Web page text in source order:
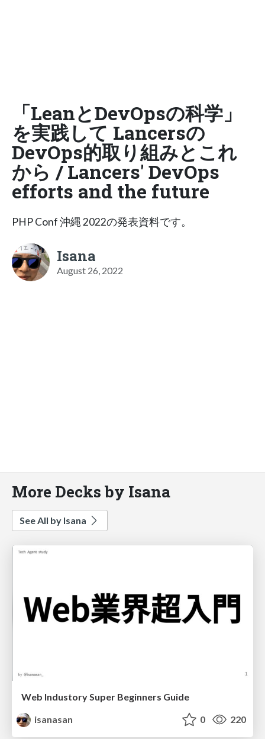
「LeanとDevOpsの科学」
を実践して Lancersの
DevOps的取り組みとこれ
から / Lancers' DevOps
efforts and the future
PHP Conf 沖縄 2022の発表資料です。
Isana
August 26, 2022
More Decks by Isana
See All by Isana
Web Industory Super Beginners Guide
isanasan
0 220